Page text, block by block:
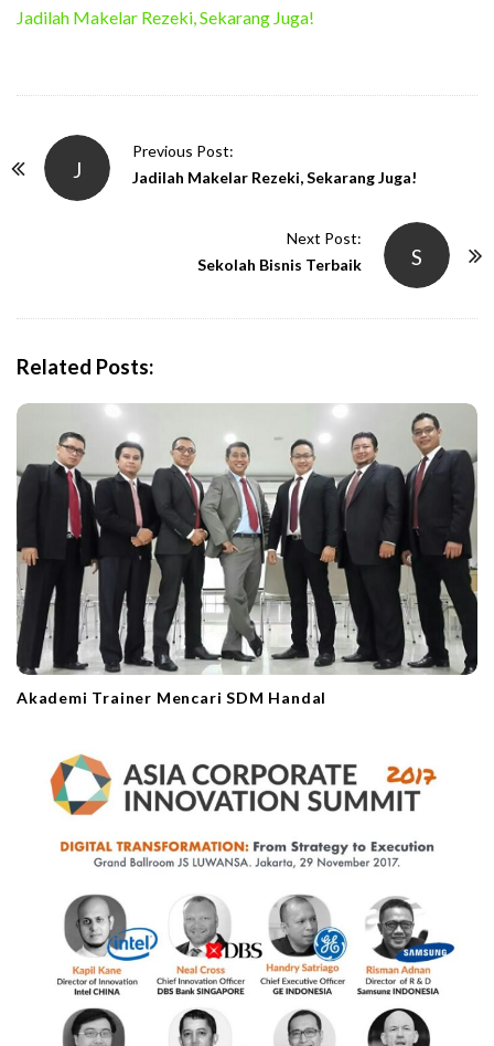
Jadilah Makelar Rezeki, Sekarang Juga!
J
Previous Post:
Jadilah Makelar Rezeki, Sekarang Juga!
S
Next Post:
Sekolah Bisnis Terbaik
Related Posts:
Akademi Trainer Mencari SDM Handal